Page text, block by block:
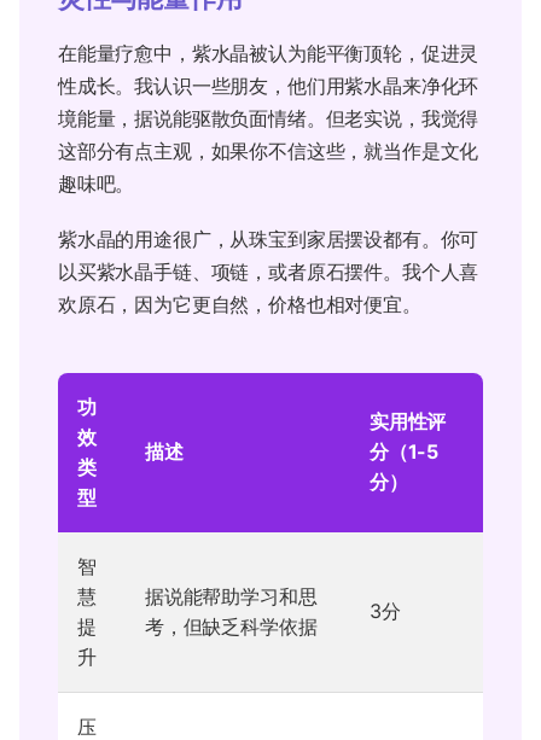
在能量疗愈中，紫水晶被认为能平衡顶轮，促进灵
性成长。我认识一些朋友，他们用紫水晶来净化环
境能量，据说能驱散负面情绪。但老实说，我觉得
这部分有点主观，如果你不信这些，就当作是文化
趣味吧。
紫水晶的用途很广，从珠宝到家居摆设都有。你可
以买紫水晶手链、项链，或者原石摆件。我个人喜
欢原石，因为它更自然，价格也相对便宜。
功
效
类
型
描述
实用性评
分（1-5
分）
智
慧
提
升
据说能帮助学习和思
考，但缺乏科学依据
3分
压